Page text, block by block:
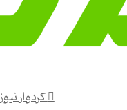
کردوار